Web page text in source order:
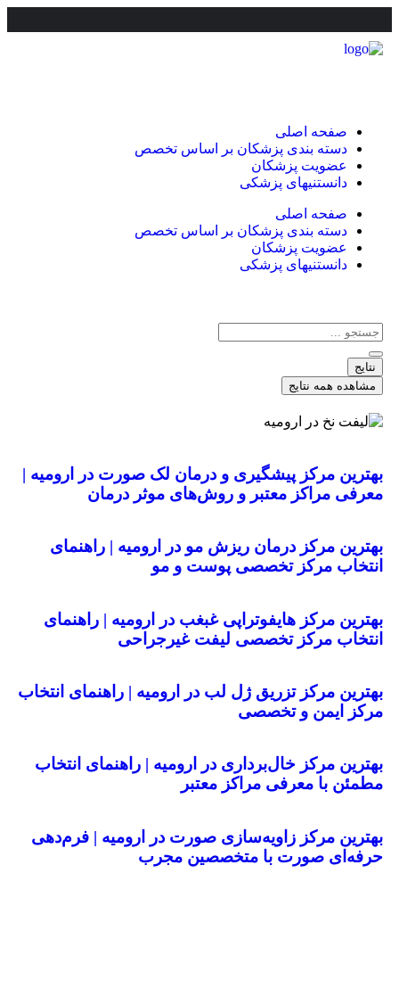
صفحه اصلی
دسته بندی پزشکان بر اساس تخصص
عضویت پزشکان
دانستنیهای پزشکی
صفحه اصلی
دسته بندی پزشکان بر اساس تخصص
عضویت پزشکان
دانستنیهای پزشکی
نتایج
مشاهده همه نتایج
بهترین مرکز پیشگیری و درمان لک صورت در ارومیه |
معرفی مراکز معتبر و روش‌های موثر درمان
بهترین مرکز درمان ریزش مو در ارومیه | راهنمای
انتخاب مرکز تخصصی پوست و مو
بهترین مرکز هایفوتراپی غبغب در ارومیه | راهنمای
انتخاب مرکز تخصصی لیفت غیرجراحی
بهترین مرکز تزریق ژل لب در ارومیه | راهنمای انتخاب
مرکز ایمن و تخصصی
بهترین مرکز خال‌برداری در ارومیه | راهنمای انتخاب
مطمئن با معرفی مراکز معتبر
بهترین مرکز زاویه‌سازی صورت در ارومیه | فرم‌دهی
حرفه‌ای صورت با متخصصین مجرب